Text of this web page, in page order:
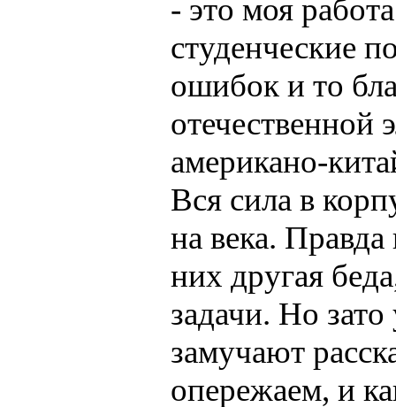
- это моя
студенческие
ошибок и то
отечественной
американо-
Вся сила в
на века. Правда
них другая
задачи. Но
замучают
опережаем, и